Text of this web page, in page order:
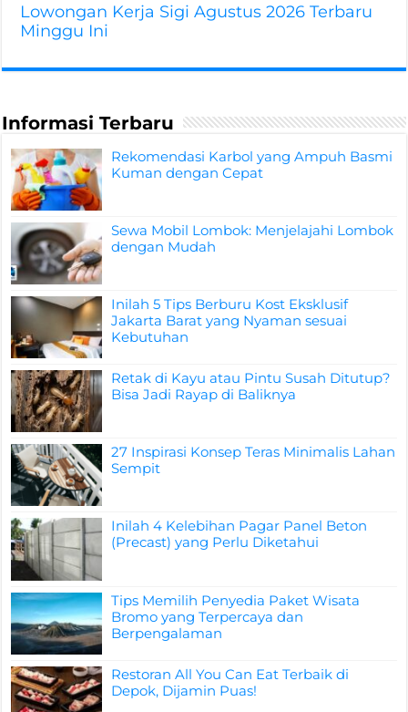
Lowongan Kerja Sigi Agustus 2026 Terbaru
Minggu Ini
Informasi Terbaru
Rekomendasi Karbol yang Ampuh Basmi
Kuman dengan Cepat
Sewa Mobil Lombok: Menjelajahi Lombok
dengan Mudah
Inilah 5 Tips Berburu Kost Eksklusif
Jakarta Barat yang Nyaman sesuai
Kebutuhan
Retak di Kayu atau Pintu Susah Ditutup?
Bisa Jadi Rayap di Baliknya
27 Inspirasi Konsep Teras Minimalis Lahan
Sempit
Inilah 4 Kelebihan Pagar Panel Beton
(Precast) yang Perlu Diketahui
Tips Memilih Penyedia Paket Wisata
Bromo yang Terpercaya dan
Berpengalaman
Restoran All You Can Eat Terbaik di
Depok, Dijamin Puas!